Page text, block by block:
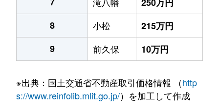
8
小松
215万円
9
前久保 10万円
※出典：国土交通省不動産取引価格情報 （http
s://www.reinfolib.mlit.go.jp/）を加工して作成